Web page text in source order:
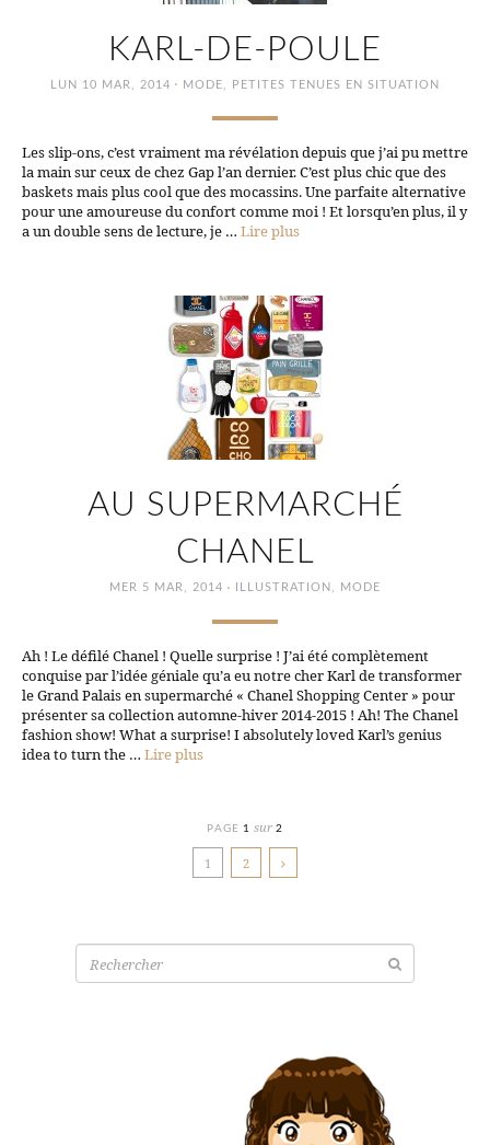
KARL-DE-POULE
LUN 10 MAR, 2014 · MODE PETITES TENUES EN SITUATION
Les slip-ons, c’est vraiment ma révélation depuis que j’ai pu mettre
la main sur ceux de chez Gap l’an dernier. C’est plus chic que des
baskets mais plus cool que des mocassins. Une parfaite alternative
pour une amoureuse du confort comme moi ! Et lorsqu’en plus, il y
a un double sens de lecture, je … Lire plus
AU SUPERMARCHÉ
CHANEL
MER 5 MAR, 2014 · ILLUSTRATION MODE
Ah ! Le défilé Chanel ! Quelle surprise ! J’ai été complètement
conquise par l’idée géniale qu’a eu notre cher Karl de transformer
le Grand Palais en supermarché « Chanel Shopping Center » pour
présenter sa collection automne-hiver 2014-2015 ! Ah! The Chanel
fashion show! What a surprise! I absolutely loved Karl’s genius
idea to turn the … Lire plus
PAGE 1 sur 2
1 2
Recherche
pour: